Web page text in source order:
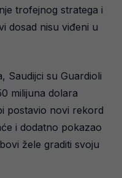
trofejnog stratega i
dosad nisu viđeni u
Saudijci su Guardioli
milijuna dolara
postavio novi rekord
i dodatno pokazao
žele graditi svoju